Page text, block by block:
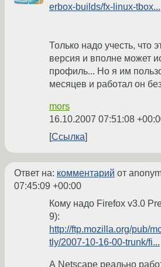
erbox-builds/fx-linux-tbox...
Только надо учесть, что
версия и вполне может
профиль... Но я им
месяцев и работал он
mors
16.10.2007 07:51:08
Ссылка
Ответ на: комментарий от
07:45:09 +00:00
Кому надо Firefox v3.0
9):
http://ftp.mozilla.org/pub/
tly/2007-10-16-00-trunk/fi...
А Netscape реально